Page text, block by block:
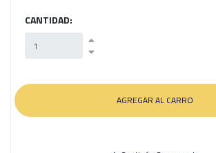
CANTIDAD: